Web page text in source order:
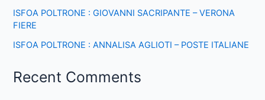
ISFOA POLTRONE : GIOVANNI SACRIPANTE – VERONA
FIERE
ISFOA POLTRONE : ANNALISA AGLIOTI – POSTE ITALIANE
Recent Comments